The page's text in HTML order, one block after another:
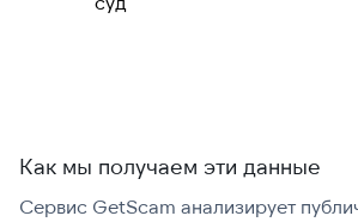
международно:
Как мы получаем эти данные
Сервис GetScam анализирует